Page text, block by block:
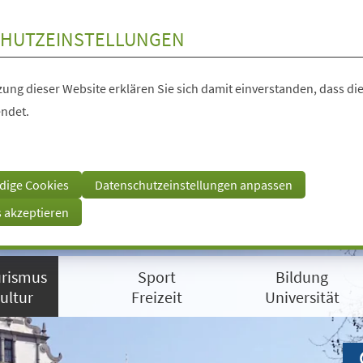
dieser Website erklären Sie sich damit einverstanden, dass
Cookies
Datenschutzeinstellungen anpassen
akzeptieren
Sport
Freizeit
Bildung
Universität